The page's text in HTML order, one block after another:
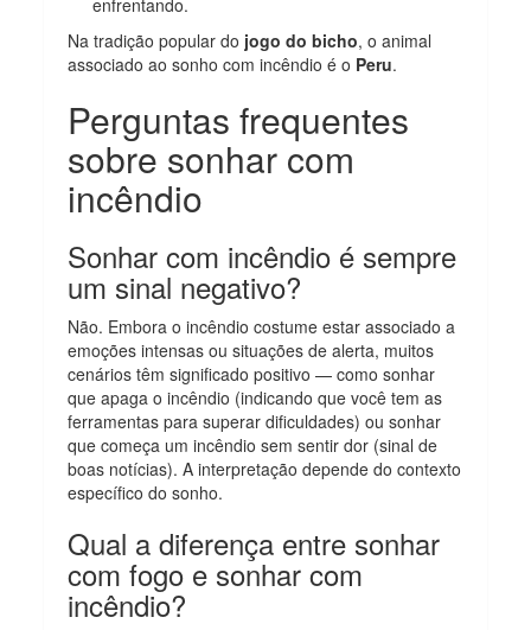
Na tradição popular do jogo do bicho, o animal
associado ao sonho com incêndio é o Peru.
Perguntas frequentes
sobre sonhar com
incêndio
Sonhar com incêndio é sempre
um sinal negativo?
Não. Embora o incêndio costume estar associado a
emoções intensas ou situações de alerta, muitos
cenários têm significado positivo — como sonhar
que apaga o incêndio (indicando que você tem as
ferramentas para superar dificuldades) ou sonhar
que começa um incêndio sem sentir dor (sinal de
boas notícias). A interpretação depende do contexto
específico do sonho.
Qual a diferença entre sonhar
com fogo e sonhar com
incêndio?